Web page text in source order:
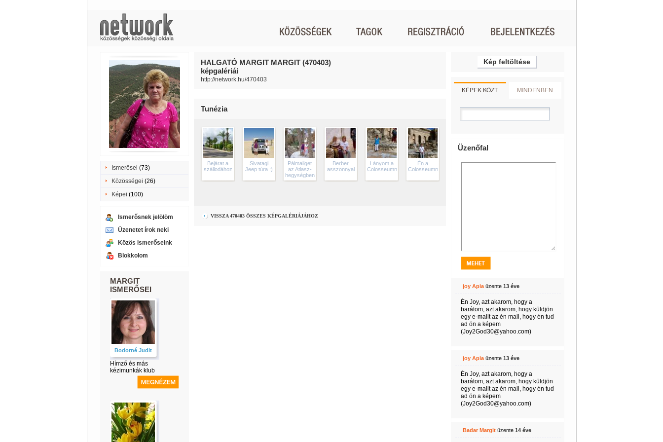
Ismerősei (73)
Közösségei (26)
Képei (100)
Ismerősnek jelölöm
Üzenetet írok neki
Közös ismerőseink
Blokkolom
MARGIT
ISMERŐSEI
Bodorné Judit
Hímző és más
kézimunkák klub
HALGATÓ MARGIT MARGIT (470403)
képgalériái
http://network.hu/470403
Tunézia
Bejárat a
szállodához
Sivatagi
Jeep túra :)
Pálmaliget
az Atlasz-
hegységben
Berber
asszonnyal
Lányom a
Colosseumnál
Én a
Colosseumnál
VISSZA 470403 ÖSSZES KÉPGALÉRIÁJÁHOZ
Kép feltöltése
KÉPEK KÖZT MINDENBEN
Üzenőfal
joy Apia üzente 13 éve
Én Joy, azt akarom, hogy a
barátom, azt akarom, hogy küldjön
egy e-mailt az én mail, hogy én tud
ad ön a képem
(Joy2God30@yahoo.com)
joy Apia üzente 13 éve
Én Joy, azt akarom, hogy a
barátom, azt akarom, hogy küldjön
egy e-mailt az én mail, hogy én tud
ad ön a képem
(Joy2God30@yahoo.com)
Badar Margitüzente 14 éve